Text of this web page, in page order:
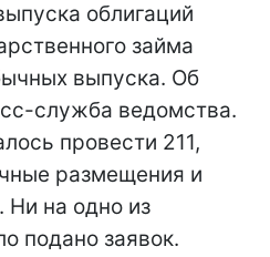
облигаций
займа
выпуска. Об
служба ведомства.
провести 211,
размещения и
Ни на одно из
подано заявок.